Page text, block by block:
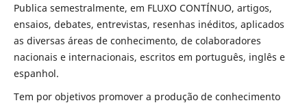
Publica semestralmente, em FLUXO CONTÍNUO, artigos,
ensaios, debates, entrevistas, resenhas inéditos, aplicados
as diversas áreas de conhecimento, de colaboradores
nacionais e internacionais, escritos em português, inglês e
espanhol.
Tem por objetivos promover a produção de conhecimento